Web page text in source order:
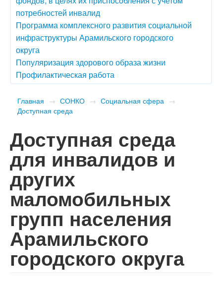
потребностей инвалид
Программа комплексного развития социальной
инфраструктуры Арамильского городского
округа
Популяризация здорового образа жизни
Профилактическая работа
Главная → СОНКО → Социальная сфера →
Доступная среда
Доступная среда
для инвалидов и
других
маломобильных
групп населения
Арамильского
городского округа